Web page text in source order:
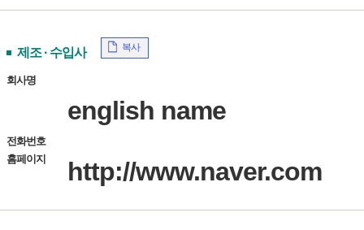
제조 · 수입사 복사
회사명
english name
전화번호
홈페이지
http://www.naver.com